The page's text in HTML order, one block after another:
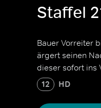
Staffel
Bauer Vorreiter
ärgert seinen
dieser sofort ins
12 HD